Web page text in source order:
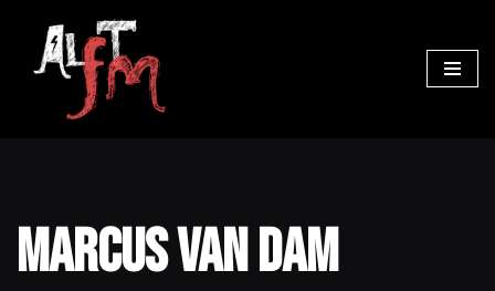
Marcus van Dam